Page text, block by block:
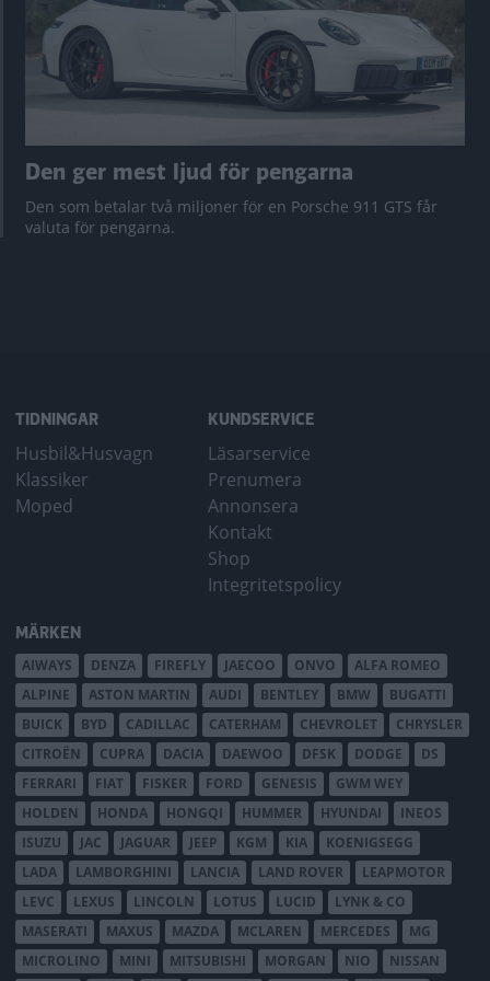
Den ger mest ljud för pengarna
Den som betalar två miljoner för en Porsche 911 GTS får
valuta för pengarna.
TIDNINGAR
Husbil&Husvagn
Klassiker
Moped
KUNDSERVICE
Läsarservice
Prenumera
Annonsera
Kontakt
Shop
Integritetspolicy
MÄRKEN
AIWAYS DENZA FIREFLY JAECOO ONVO
ALFA ROMEO
ALPINE
ASTON MARTIN AUDI BENTLEY BMW
BUGATTI
BUICK
BYD CADILLAC CATERHAM CHEVROLET
CHRYSLER
CITROËN
CUPRA DACIA DAEWOO DFSK DODGE
DS
FERRARI
FIAT FISKER FORD GENESIS
GWM WEY
HOLDEN
HONDA HONGQI HUMMER HYUNDAI
INEOS
ISUZU
JAC JAGUAR JEEP KGM KIA
KOENIGSEGG
LADA
LAMBORGHINI LANCIA LAND ROVER
LEAPMOTOR
LEVC
LEXUS LINCOLN LOTUS LUCID
LYNK & CO
MASERATI
MAXUS MAZDA MCLAREN MERCEDES
MG
MICROLINO
MINI MITSUBISHI MORGAN NIO NISSAN